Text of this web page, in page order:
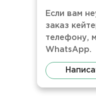
Если вам
заказ
телефону,
WhatsApp.